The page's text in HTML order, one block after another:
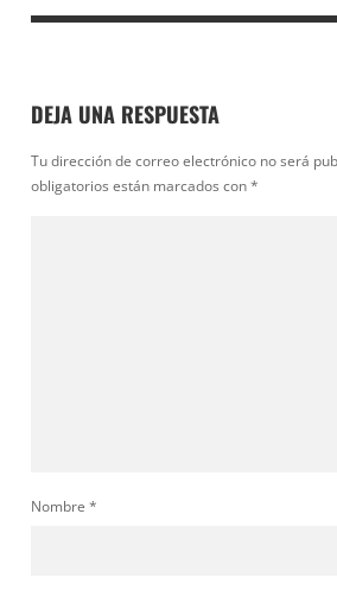
DEJA UNA RESPUESTA
Tu dirección de correo electrónico no será
obligatorios están marcados con*
Nombre *